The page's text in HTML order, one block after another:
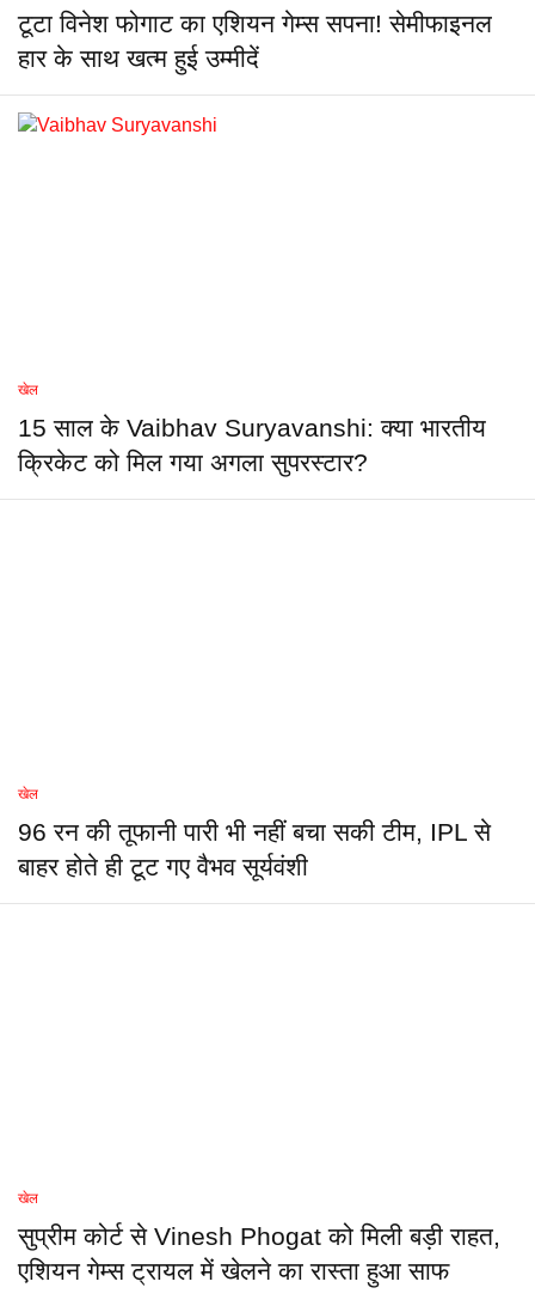
टूटा विनेश फोगाट का एशियन गेम्स सपना! सेमीफाइनल
हार के साथ खत्म हुई उम्मीदें
खेल
15 साल के Vaibhav Suryavanshi: क्या भारतीय
क्रिकेट को मिल गया अगला सुपरस्टार?
खेल
96 रन की तूफानी पारी भी नहीं बचा सकी टीम, IPL से
बाहर होते ही टूट गए वैभव सूर्यवंशी
खेल
सुप्रीम कोर्ट से Vinesh Phogat को मिली बड़ी राहत,
एशियन गेम्स ट्रायल में खेलने का रास्ता हुआ साफ